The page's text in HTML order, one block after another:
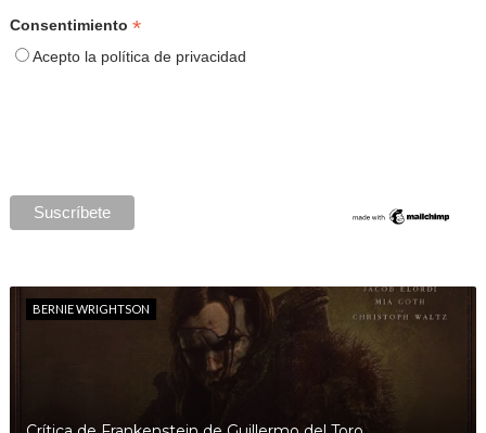
Consentimiento *
Acepto la política de privacidad
BERNIE WRIGHTSON